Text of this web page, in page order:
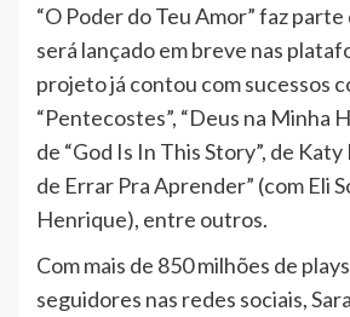
“O Poder do Teu Amor” faz
será lançado em breve nas
projeto já contou com sucessos
“Pentecostes”, “Deus na Minha
de “God Is In This Story”, de
de Errar Pra Aprender” (com Eli
Henrique), entre outros.
Com mais de 850 milhões de
seguidores nas redes sociais,